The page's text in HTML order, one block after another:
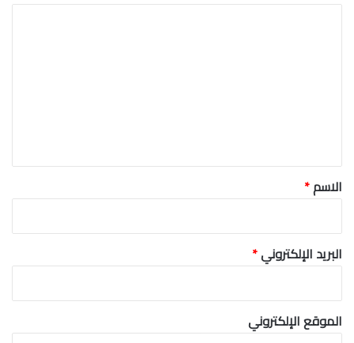
*
الاسم*
البريد الإلكتروني*
الموقع الإلكتروني